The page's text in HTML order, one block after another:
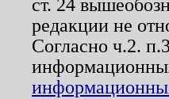
ст. 24
редакции не
Согласно ч.2.